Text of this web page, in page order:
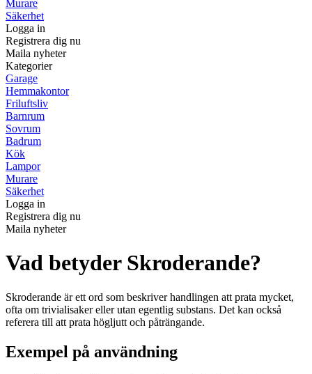
Murare
Säkerhet
Logga in
Registrera dig nu
Maila nyheter
Kategorier
Garage
Hemmakontor
Friluftsliv
Barnrum
Sovrum
Badrum
Kök
Lampor
Murare
Säkerhet
Logga in
Registrera dig nu
Maila nyheter
Vad betyder Skroderande?
Skroderande är ett ord som beskriver handlingen att prata mycket,
ofta om trivialisaker eller utan egentlig substans. Det kan också
referera till att prata högljutt och påträngande.
Exempel på användning